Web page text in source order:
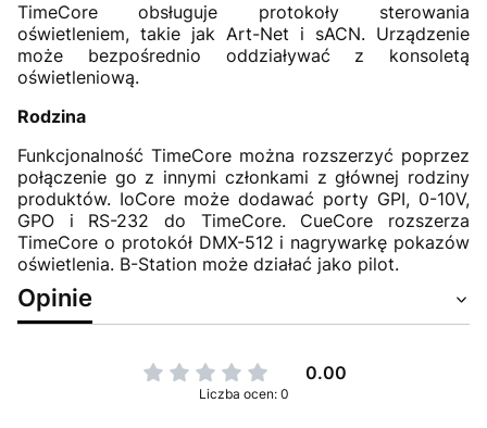
TimeCore obsługuje protokoły sterowania
oświetleniem, takie jak Art-Net i sACN. Urządzenie
może bezpośrednio oddziaływać z konsoletą
oświetleniową.
Rodzina
Funkcjonalność TimeCore można rozszerzyć poprzez
połączenie go z innymi członkami z głównej rodziny
produktów. IoCore może dodawać porty GPI, 0-10V,
GPO i RS-232 do TimeCore. CueCore rozszerza
TimeCore o protokół DMX-512 i nagrywarkę pokazów
oświetlenia. B-Station może działać jako pilot.
Opinie
0.00
Liczba ocen: 0